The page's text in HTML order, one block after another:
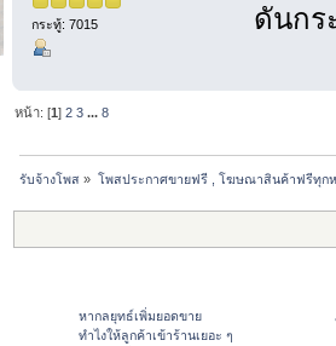
กระทู้: 7015 ดันก
หน้า: [1]2 3 ...8
รับจ้างโพส » โพสประกาศขายฟรี , โฆษณาสินค้าฟรีทุก
หากลยุทธ์เพิ่มยอดขาย
ทําไงให้ลูกค้าเข้าร้านเยอะ ๆ